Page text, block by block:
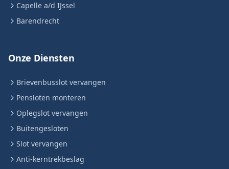
Capelle a/d IJssel
Barendrecht
Onze Diensten
Brievenbusslot vervangen
Pensloten monteren
Oplegslot vervangen
Buitengesloten
Slot vervangen
Anti-kerntrekbeslag